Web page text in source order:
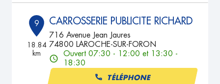
9
18.84
km
CARROSSERIE PUBLICITE RICHARD
716 Avenue Jean Jaures
74800 LAROCHE-SUR-FORON
Ouvert 07:30 - 12:00 et 13:30 -
18:30
TÉLÉPHONE